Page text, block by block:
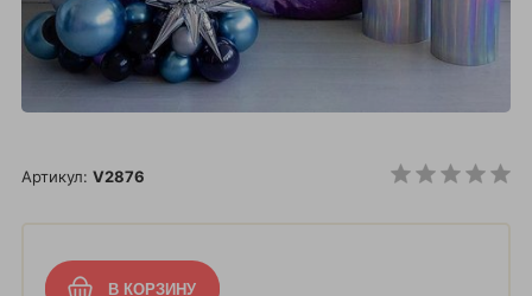
Артикул: V2876